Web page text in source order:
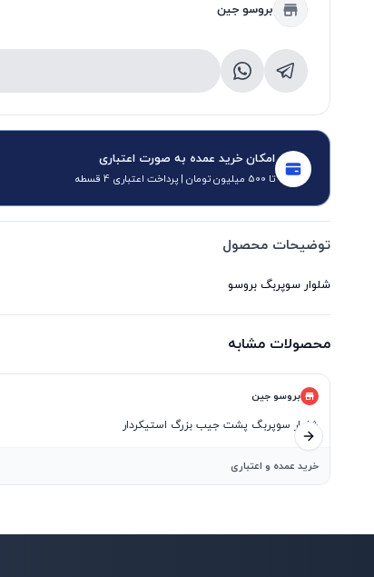
بروسو جین
امکان خرید عمده به صورت اعتباری
تا 500 میلیون تومان | پرداخت اعتباری 4 قسطه
توضیحات محصول
شلوار سوپربگ بروسو
محصولات مشابه
بروسو جین
شلوار سوپربگ پشت جیب بزرگ استیکردار
خرید عمده و اعتباری
اسلاید بعدی